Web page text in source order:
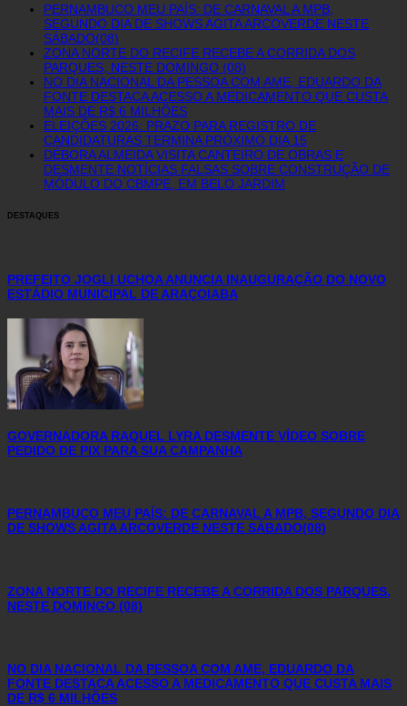
PERNAMBUCO MEU PAÍS: DE CARNAVAL A MPB,
SEGUNDO DIA DE SHOWS AGITA ARCOVERDE NESTE
SÁBADO(08)
ZONA NORTE DO RECIFE RECEBE A CORRIDA DOS
PARQUES, NESTE DOMINGO (08)
NO DIA NACIONAL DA PESSOA COM AME, EDUARDO DA
FONTE DESTACA ACESSO A MEDICAMENTO QUE CUSTA
MAIS DE R$ 6 MILHÕES
ELEIÇÕES 2026: PRAZO PARA REGISTRO DE
CANDIDATURAS TERMINA PRÓXIMO DIA 15
DÉBORA ALMEIDA VISITA CANTEIRO DE OBRAS E
DESMENTE NOTÍCIAS FALSAS SOBRE CONSTRUÇÃO DE
MÓDULO DO CBMPE, EM BELO JARDIM
DESTAQUES
PREFEITO JOGLI UCHOA ANUNCIA INAUGURAÇÃO DO NOVO
ESTÁDIO MUNICIPAL DE ARAÇOIABA
GOVERNADORA RAQUEL LYRA DESMENTE VÍDEO SOBRE
PEDIDO DE PIX PARA SUA CAMPANHA
PERNAMBUCO MEU PAÍS: DE CARNAVAL A MPB, SEGUNDO DIA
DE SHOWS AGITA ARCOVERDE NESTE SÁBADO(08)
ZONA NORTE DO RECIFE RECEBE A CORRIDA DOS PARQUES,
NESTE DOMINGO (08)
NO DIA NACIONAL DA PESSOA COM AME, EDUARDO DA
FONTE DESTACA ACESSO A MEDICAMENTO QUE CUSTA MAIS
DE R$ 6 MILHÕES